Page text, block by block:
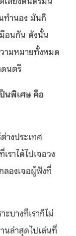
ทำนอง มันก็
อนกัน ดังนั้น
วามหมายทั้งหมด
นตรี
นพิเศษ คือ
างประเทศ
ราได้ไปเจอวง
ลองเจอผู้ฟังที่
บางทีเราก็ไม่
นล่าสุดไปเล่นที่